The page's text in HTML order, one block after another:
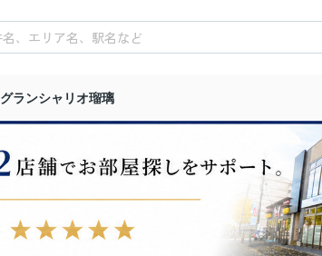
グランシャリオ瑠璃